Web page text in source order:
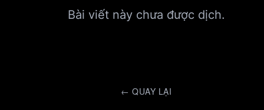
Bài viết này chưa được dịch.
← QUAY LẠI